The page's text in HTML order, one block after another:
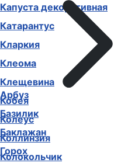
Капуста декоративная
Катарантус
Кларкия
Клеома
Клещевина
Кобея
Колеус
Коллинзия
Колокольчик
Арбуз
Базилик
Баклажан
Горох